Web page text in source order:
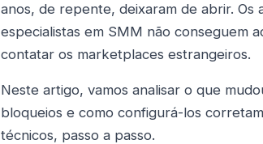
anos, de repente, deixaram de abrir. Os
especialistas em SMM não conseguem
contatar os marketplaces estrangeiros.
Neste artigo, vamos analisar o que
bloqueios e como configurá-los
técnicos, passo a passo.